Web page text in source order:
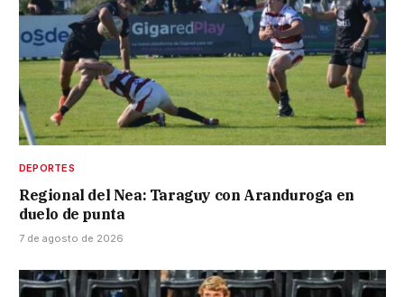
DEPORTES
Regional del Nea: Taraguy con Aranduroga en
duelo de punta
7 de agosto de 2026